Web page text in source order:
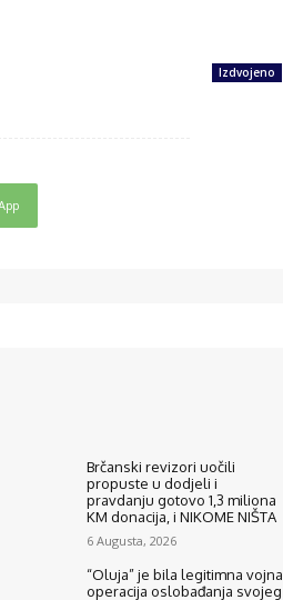
Izdvojeno
Brčanski revizori uočili
propuste u dodjeli i
pravdanju gotovo 1,3 miliona
KM donacija, i NIKOME NIŠTA
6 Augusta, 2026
“Oluja” je bila legitimna vojna
operacija oslobađanja svojeg